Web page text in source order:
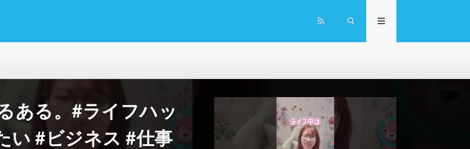
ある。#ライフハッ
い #ビジネス #仕事